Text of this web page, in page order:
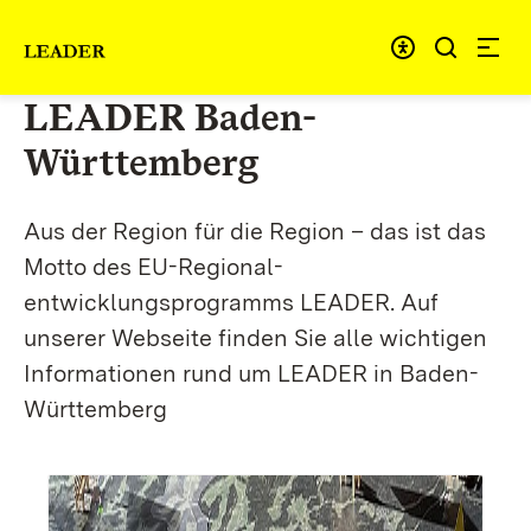
Link zur Startseite
LEADER Baden-
Württemberg
Aus der Region für die Region – das ist das
Motto des EU-Regional-
entwicklungsprogramms LEADER. Auf
unserer Webseite finden Sie alle wichtigen
Informationen rund um LEADER in Baden-
Württemberg